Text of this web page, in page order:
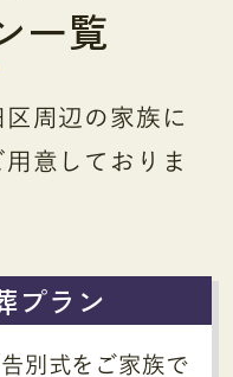
一覧
周辺の家族に
意しておりま
プラン
別式をご家族で